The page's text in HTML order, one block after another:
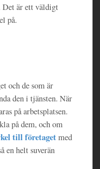
Det är ett väldigt
på.
och de som är
den i tjänsten. När
på arbetsplatsen.
på dem, och om
till företagetmed
en helt suverän